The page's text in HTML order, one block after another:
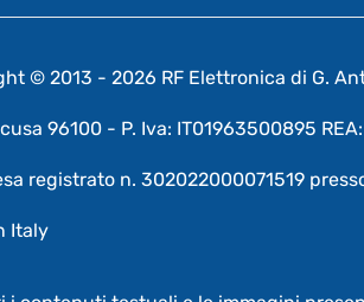
© 2013 - 2026 RF Elettronica di G.
96100 - P. Iva: IT01963500895
registrato n. 302022000071519
Italy